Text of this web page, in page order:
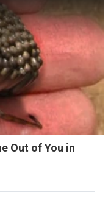
Out of You in